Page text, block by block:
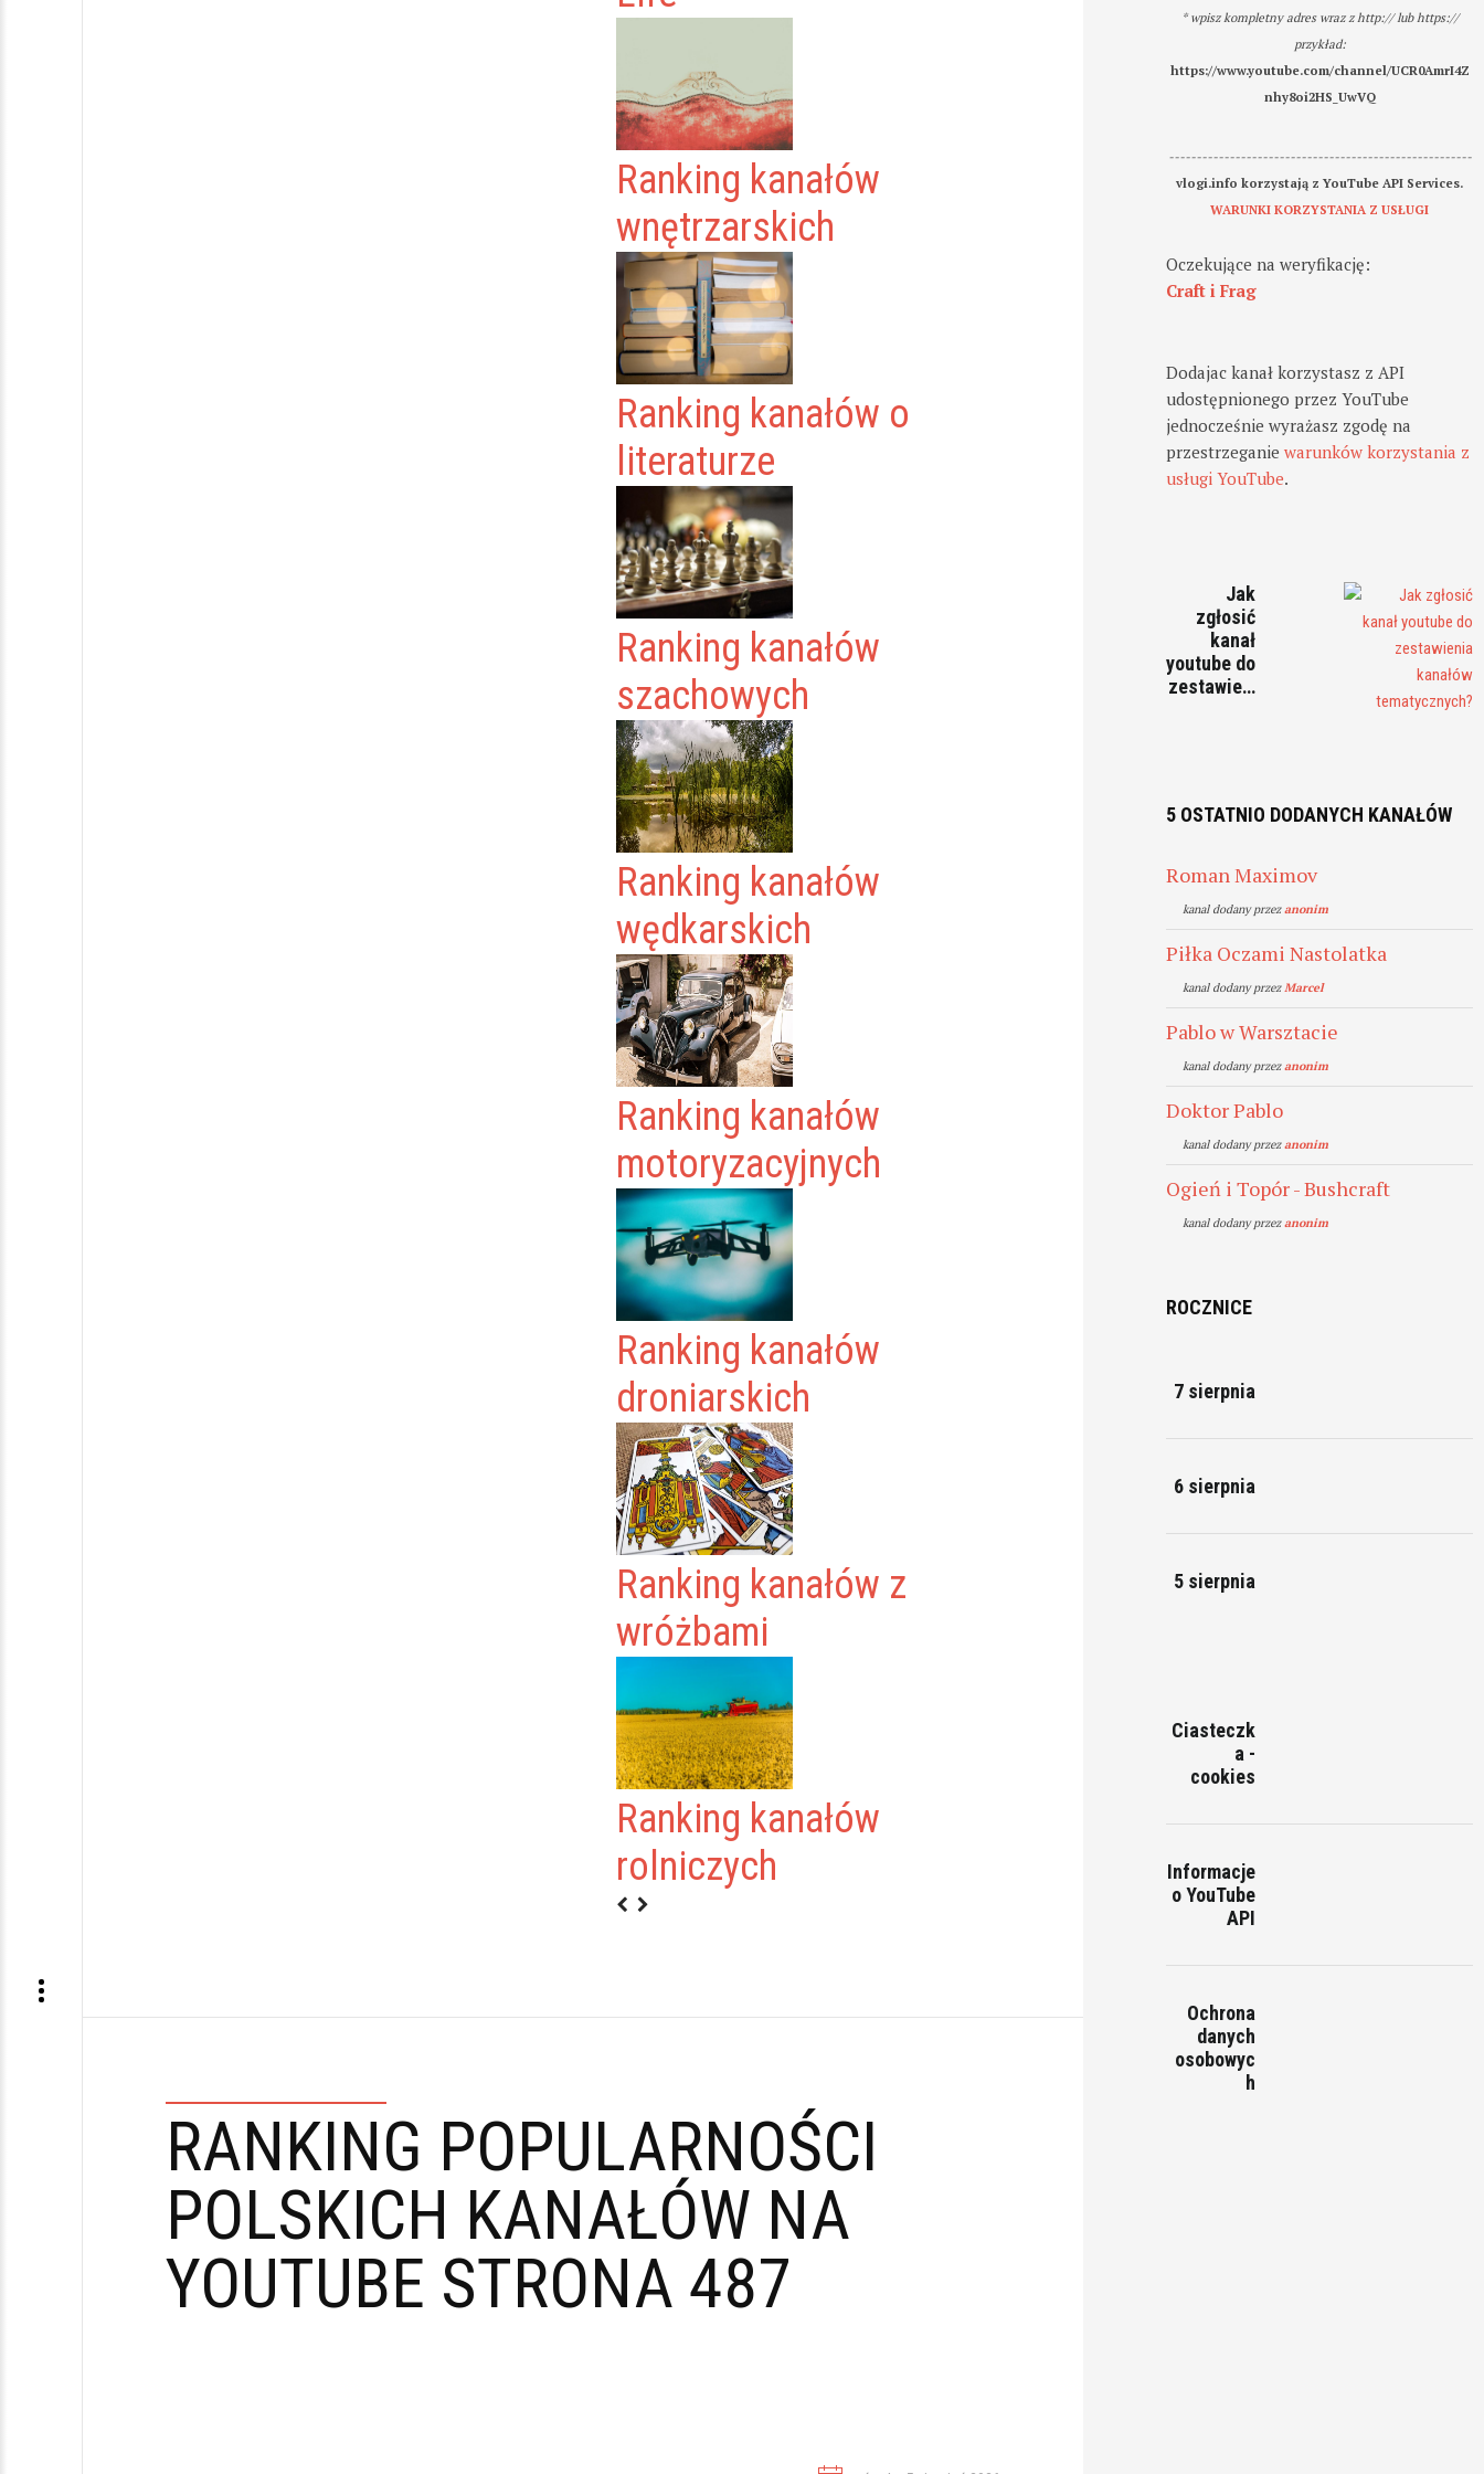
Ranking kanałów
wnętrzarskich
Ranking kanałów o
literaturze
Ranking kanałów
szachowych
Ranking kanałów
wędkarskich
Ranking kanałów
motoryzacyjnych
Ranking kanałów
droniarskich
Ranking kanałów z
wróżbami
Ranking kanałów
rolniczych
RANKING POPULARNOŚCI
POLSKICH KANAŁÓW NA
YOUTUBE STRONA 487
* wpisz kompletny adres wraz z http:// lub https://
przykład:
https://www.youtube.com/channel/UCR0AmrI4Z
nhy8oi2HS_UwVQ
-------------------------------------------------------
vlogi.info korzystają z YouTube API Services.
WARUNKI KORZYSTANIA Z USŁUGI
Oczekujące na weryfikację:
Craft i Frag
Dodajac kanał korzystasz z API
udostępnionego przez YouTube
jednocześnie wyrażasz zgodę na
przestrzeganiewarunków korzystania z
usługi YouTube.
Jak
zgłosić
kanał
youtube do
zestawie…
5 OSTATNIO DODANYCH KANAŁÓW
Roman Maximov
kanal dodany przezanonim
Piłka Oczami Nastolatka
kanal dodany przezMarcel
Pablo w Warsztacie
kanal dodany przezanonim
Doktor Pablo
kanal dodany przezanonim
Ogień i Topór - Bushcraft
kanal dodany przezanonim
ROCZNICE
7 sierpnia
6 sierpnia
5 sierpnia
Ciasteczk
a -
cookies
Informacje
o YouTube
API
Ochrona
danych
osobowyc
h